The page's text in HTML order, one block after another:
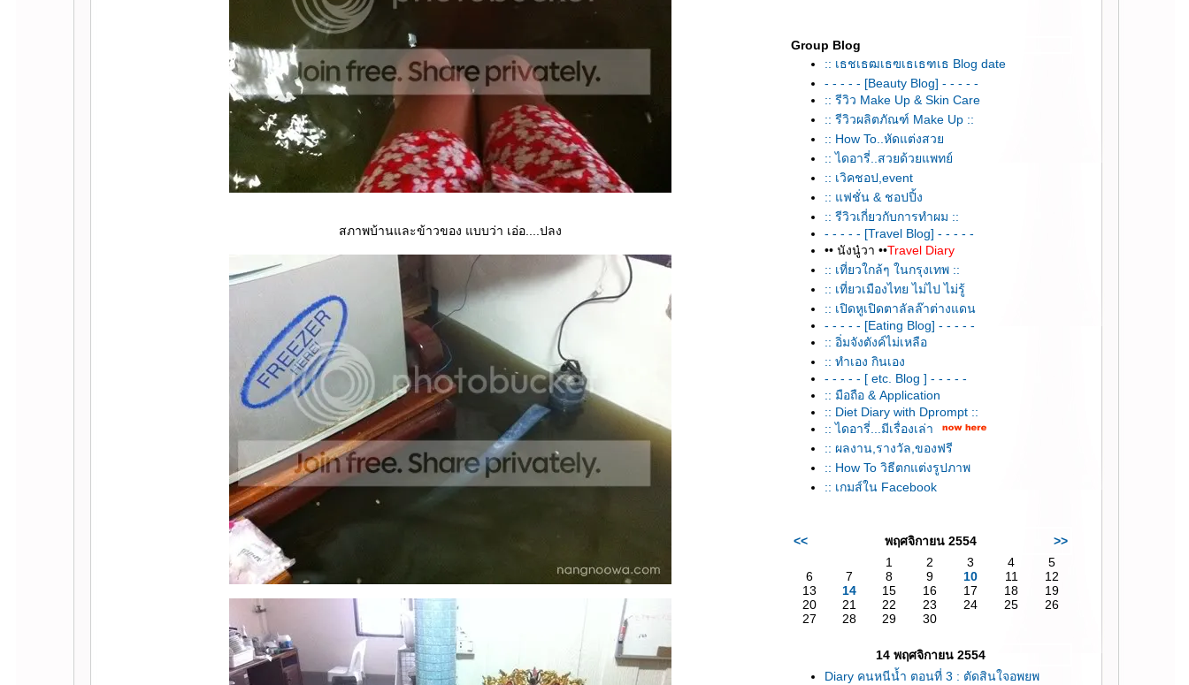
สภาพบ้านและข้าวของ แบบว่า เอ่อ....ปลง
Group Blog
:: เธชเธฒเธฃเธเธฑเธ Blog date
- - - - - [Beauty Blog] - - - - -
:: รีวิว Make Up & Skin Care
:: รีวิวผลิตภัณฑ์ Make Up ::
:: How To..หัดแต่งสว
:: ไดอารี่..สวยด้วยแพทย์
:: เวิคชอป,event
:: แฟชั่น & ชอปปิ้ง
:: รีวิวเกี่ยวกับการทำผม ::
- - - - - [Travel Blog] - - - - -
•• นังนู๋วา ••Travel Diary
:: เที่ยวใกล้ๆ ในกรุงเทพ ::
:: เที่ยวเมืองไทย ไม่ไป ไม่รู้
:: เปิดหูเปิดตาลัลล๊าต่างแดน
- - - - - [Eating Blog] - - - - -
:: อิ่มจังตังค์ไม่เหลือ
:: ทำเอง กินเอง
- - - - - [ etc. Blog ] - - - - -
:: มือถือ & Application
:: Diet Diary with Dprompt ::
:: ไดอารี่...มีเรื่องเล่า
:: ผลงาน,รางวัล,ของฟรี
:: How To วิธีตกแต่งรูปภาพ
:: เกมส์ใน Facebook
<< พฤศจิกายน 2554
>>
1
2 3 4
5
6
7 8 9 10 11
12
13
14 15 16 17 18
19
20
21 22 23 24 25
26
27
28 29 30
14 พฤศจิกายน 2554
Diary คนหนีน้ำ ตอนที่ 3 : ตัดสินใจอพยพ